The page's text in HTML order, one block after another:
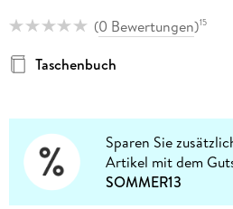
(0 Bewertungen)15
Taschenbuch
Sparen Sie
Artikel mit dem
SOMMER13